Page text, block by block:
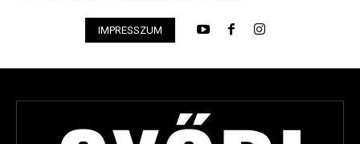
IMPRESSZUM